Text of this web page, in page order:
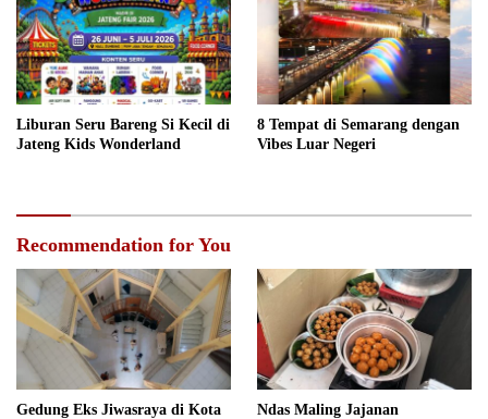
Liburan Seru Bareng Si Kecil di
Jateng Kids Wonderland
8 Tempat di Semarang dengan
Vibes Luar Negeri
Recommendation for You
Gedung Eks Jiwasraya di Kota
Ndas Maling Jajanan